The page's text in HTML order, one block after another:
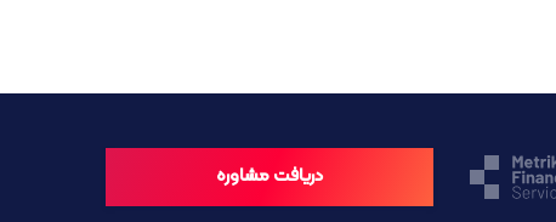
دریافت مشاوره